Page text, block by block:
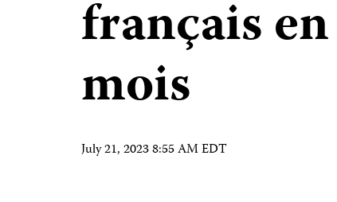
français
mois
July 21, 2023 8:55 AM EDT